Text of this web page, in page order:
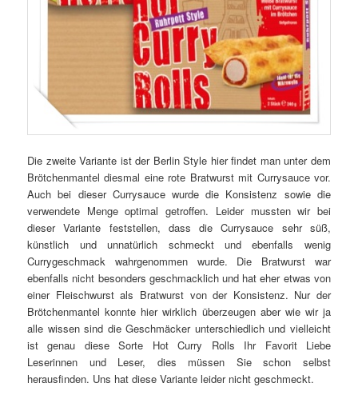
Die zweite Variante ist der Berlin Style hier findet man unter dem
Brötchenmantel diesmal eine rote Bratwurst mit Currysauce vor.
Auch bei dieser Currysauce wurde die Konsistenz sowie die
verwendete Menge optimal getroffen. Leider mussten wir bei
dieser Variante feststellen, dass die Currysauce sehr süß,
künstlich und unnatürlich schmeckt und ebenfalls wenig
Currygeschmack wahrgenommen wurde. Die Bratwurst war
ebenfalls nicht besonders geschmacklich und hat eher etwas von
einer Fleischwurst als Bratwurst von der Konsistenz. Nur der
Brötchenmantel konnte hier wirklich überzeugen aber wie wir ja
alle wissen sind die Geschmäcker unterschiedlich und vielleicht
ist genau diese Sorte Hot Curry Rolls Ihr Favorit Liebe
Leserinnen und Leser, dies müssen Sie schon selbst
herausfinden. Uns hat diese Variante leider nicht geschmeckt.